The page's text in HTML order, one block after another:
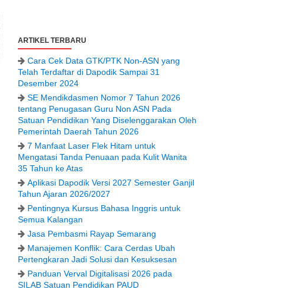
ARTIKEL TERBARU
Cara Cek Data GTK/PTK Non-ASN yang
Telah Terdaftar di Dapodik Sampai 31
Desember 2024
SE Mendikdasmen Nomor 7 Tahun 2026
tentang Penugasan Guru Non ASN Pada
Satuan Pendidikan Yang Diselenggarakan Oleh
Pemerintah Daerah Tahun 2026
7 Manfaat Laser Flek Hitam untuk
Mengatasi Tanda Penuaan pada Kulit Wanita
35 Tahun ke Atas
Aplikasi Dapodik Versi 2027 Semester Ganjil
Tahun Ajaran 2026/2027
Pentingnya Kursus Bahasa Inggris untuk
Semua Kalangan
Jasa Pembasmi Rayap Semarang
Manajemen Konflik: Cara Cerdas Ubah
Pertengkaran Jadi Solusi dan Kesuksesan
Panduan Verval Digitalisasi 2026 pada
SILAB Satuan Pendidikan PAUD